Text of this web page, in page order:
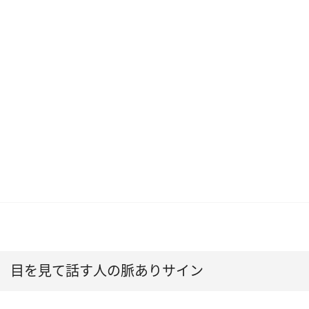
目を見て話す人の脈ありサイン